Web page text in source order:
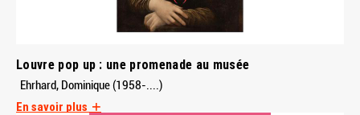
Louvre pop up : une promenade au musée
Ehrhard, Dominique (1958-....)
En savoir plus